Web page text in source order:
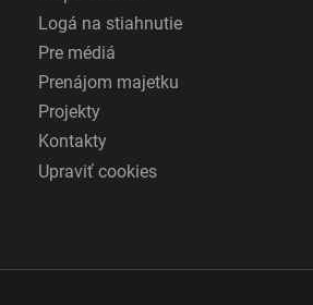
Logá na stiahnutie
Pre médiá
Prenájom majetku
Projekty
Kontakty
Upraviť cookies